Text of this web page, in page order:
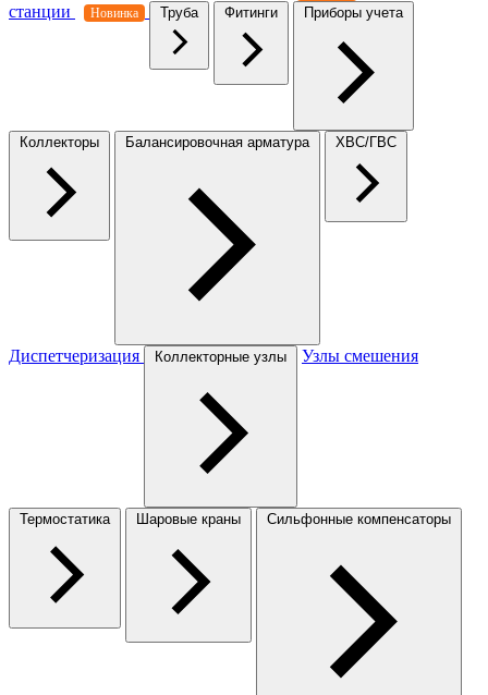
станции
Новинка Труба Фитинги Приборы учета
Коллекторы Балансировочная арматура ХВС/ГВС
Диспетчеризация Коллекторные узлы Узлы смешения
Термостатика Шаровые краны Сильфонные компенсаторы